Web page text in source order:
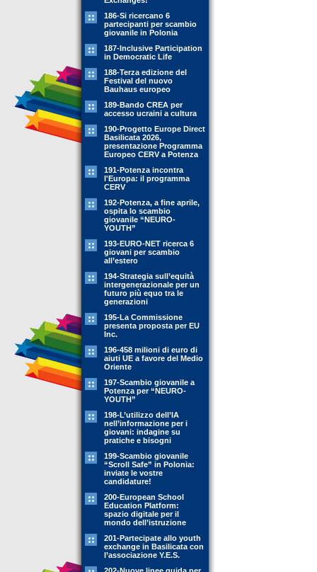
186-Si ricercano 6
partecipanti per scambio
giovanile in Polonia
187-Inclusive Participation
in Democratic Life
188-Terza edizione del
Festival del nuovo
Bauhaus europeo
189-Bando CREA per
accesso ucraini a cultura
190-Progetto Europe Direct
Basilicata 2026,
presentazione Programma
Europeo CERV a Potenza
191-Potenza incontra
l'Europa: il programma
CERV
192-Potenza, a fine aprile,
ospita lo scambio
giovanile “NEURO-
YOUTH”
193-EURO-NET ricerca 6
giovani per scambio
all’estero
194-Strategia sull’equità
intergenerazionale per un
futuro più equo tra le
generazioni
195-La Commissione
presenta proposta per EU
Inc.
196-458 milioni di euro di
aiuti UE a favore del Medio
Oriente
197-Scambio giovanile a
Potenza per “NEURO-
YOUTH”
198-L’utilizzo dell’IA
nell’informazione per i
giovani: indagine su
pratiche e bisogni
199-Scambio giovanile
“Scroll Safe” in Polonia:
inviate le vostre
candidature!
200-European School
Education Platform:
spazio digitale per il
mondo dell’istruzione
201-Partecipate allo youth
exchange in Basilicata con
l’associazione Y.E.S.